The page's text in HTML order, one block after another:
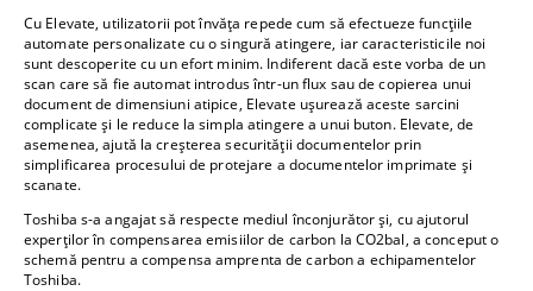
Cu Elevate, utilizatorii pot învăța repede cum să efectueze funcțiile
automate personalizate cu o singură atingere, iar caracteristicile noi
sunt descoperite cu un efort minim. Indiferent dacă este vorba de un
scan care să fie automat introdus într-un flux sau de copierea unui
document de dimensiuni atipice, Elevate ușurează aceste sarcini
complicate și le reduce la simpla atingere a unui buton. Elevate, de
asemenea, ajută la creșterea securității documentelor prin
simplificarea procesului de protejare a documentelor imprimate și
scanate.
Toshiba s-a angajat să respecte mediul înconjurător și, cu ajutorul
experților în compensarea emisiilor de carbon la CO2bal, a conceput o
schemă pentru a compensa amprenta de carbon a echipamentelor
Toshiba.